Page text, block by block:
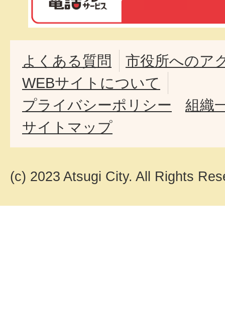
よくある質問
市役所へのア
WEBサイトについて
プライバシーポリシー
組織
サイトマップ
(c) 2023 Atsugi City. All Rights